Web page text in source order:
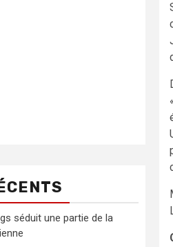
séduit une partie de la